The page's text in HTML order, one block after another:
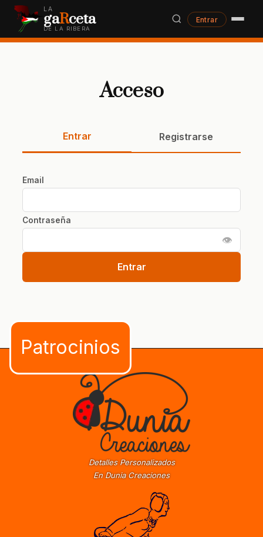
LA
gaRceta
DE LA RIBERA
Entrar
Acceso
Entrar Registrarse
Email
Contraseña
👁
Entrar
Detalles Personalizados
En Dunia Creaciones